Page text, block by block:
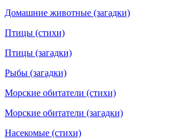
Домашние животные (загадки)
Птицы (стихи)
Птицы (загадки)
Рыбы (загадки)
Морские обитатели (стихи)
Морские обитатели (загадки)
Насекомые (стихи)